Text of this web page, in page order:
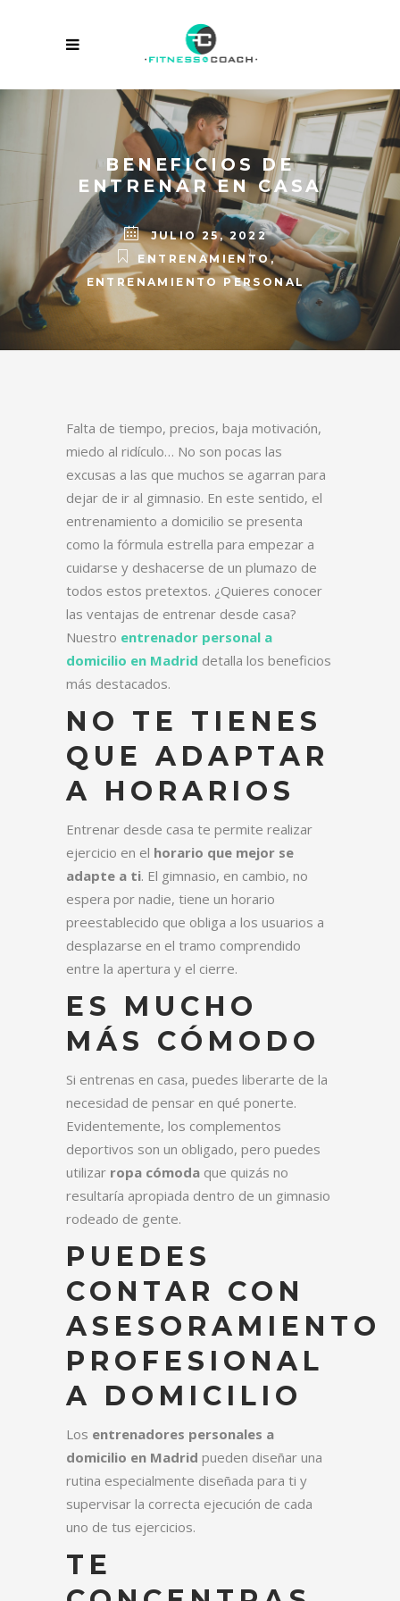
ENTRENAR
JULIO 25, 2022
ENTRENAMIENTO,
ENTRENAMIENTO PERSONAL
Falta de tiempo, precios, baja motivación,
miedo al ridículo… No son pocas las
excusas a las que muchos se agarran para
dejar de ir al gimnasio. En este sentido, el
entrenamiento a domicilio se presenta
como la fórmula estrella para empezar a
cuidarse y deshacerse de un plumazo de
todos estos pretextos. ¿Quieres conocer
las ventajas de entrenar desde casa?
Nuestro entrenador personal a
domicilio en Madrid detalla los beneficios
más destacados.
NO TE TIENES
QUE ADAPTAR
A HORARIOS
Entrenar desde casa te permite realizar
ejercicio en el horario que mejor se
adapte a ti. El gimnasio, en cambio, no
espera por nadie, tiene un horario
preestablecido que obliga a los usuarios a
desplazarse en el tramo comprendido
entre la apertura y el cierre.
ES MUCHO
MÁS CÓMODO
Si entrenas en casa, puedes liberarte de la
necesidad de pensar en qué ponerte.
Evidentemente, los complementos
deportivos son un obligado, pero puedes
utilizar ropa cómoda que quizás no
resultaría apropiada dentro de un gimnasio
rodeado de gente.
PUEDES
CONTAR CON
ASESORAMIENTO
PROFESIONAL
A DOMICILIO
Los entrenadores personales a
domicilio en Madrid pueden diseñar una
rutina especialmente diseñada para ti y
supervisar la correcta ejecución de cada
uno de tus ejercicios.
TE